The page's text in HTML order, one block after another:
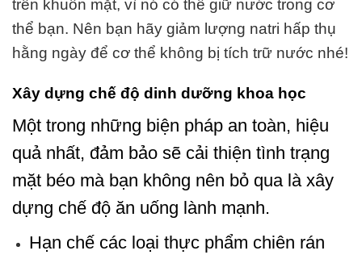
trên khuôn mặt, vì nó có thể giữ nước trong cơ
thể bạn. Nên bạn hãy giảm lượng natri hấp thụ
hằng ngày để cơ thể không bị tích trữ nước nhé!
Xây dựng chế độ dinh dưỡng khoa học
Một trong những biện pháp an toàn, hiệu
quả nhất, đảm bảo sẽ cải thiện tình trạng
mặt béo mà bạn không nên bỏ qua là xây
dựng chế độ ăn uống lành mạnh.
Hạn chế các loại thực phẩm chiên rán